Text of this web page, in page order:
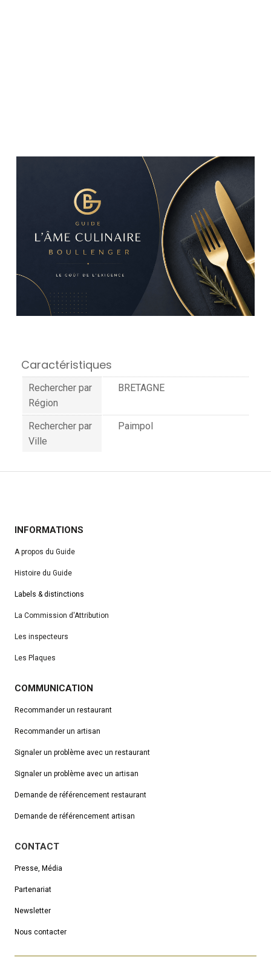
Caractéristiques
Rechercher par
Région
BRETAGNE
Rechercher par
Ville
Paimpol
INFORMATIONS
A propos du Guide
Histoire du Guide
Labels & distinctions
La Commission d'Attribution
Les inspecteurs
Les Plaques
COMMUNICATION
Recommander un restaurant
Recommander un artisan
Signaler un problème avec un restaurant
Signaler un problème avec un artisan
Demande de référencement restaurant
Demande de référencement artisan
CONTACT
Presse, Média
Partenariat
Newsletter
Nous contacter